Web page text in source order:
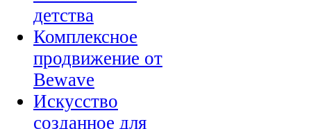
детства
Комплексное
продвижение от
Bewave
Искусство
созданное для